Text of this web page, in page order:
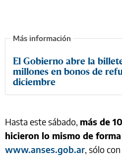
El Gobierno abre la
millones en bonos de
diciembre
Hasta este sábado, más de
hicieron lo mismo de
www.anses.gob.ar, sólo